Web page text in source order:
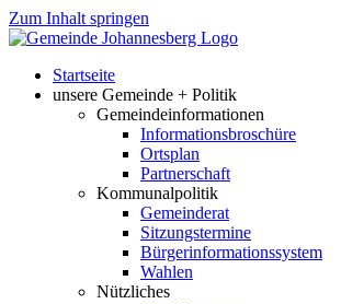
Zum Inhalt springen
Startseite
unsere Gemeinde + Politik
Gemeindeinformationen
Informationsbroschüre
Ortsplan
Partnerschaft
Kommunalpolitik
Gemeinderat
Sitzungstermine
Bürgerinformationssystem
Wahlen
Nützliches